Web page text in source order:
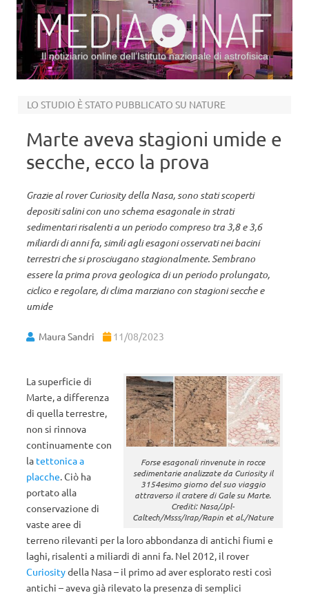
Il notiziario online dell’Istituto nazionale di astrofisica
LO STUDIO È STATO PUBBLICATO SU NATURE
Marte aveva stagioni umide e
secche, ecco la prova
Grazie al rover Curiosity della Nasa, sono stati scoperti
depositi salini con uno schema esagonale in strati
sedimentari risalenti a un periodo compreso tra 3,8 e 3,6
miliardi di anni fa, simili agli esagoni osservati nei bacini
terrestri che si prosciugano stagionalmente. Sembrano
essere la prima prova geologica di un periodo prolungato,
ciclico e regolare, di clima marziano con stagioni secche e
umide
Maura Sandri 11/08/2023
Forse esagonali rinvenute in rocce
sedimentarie analizzate da Curiosity il
3154esimo giorno del suo viaggio
attraverso il cratere di Gale su Marte.
Crediti: Nasa/Jpl-
Caltech/Msss/Irap/Rapin et al./Nature
La superficie di
Marte, a differenza
di quella terrestre,
non si rinnova
continuamente con
la tettonica a
placche. Ciò ha
portato alla
conservazione di
vaste aree di
terreno rilevanti per la loro abbondanza di antichi fiumi e
laghi, risalenti a miliardi di anni fa. Nel 2012, il rover
Curiositydella Nasa – il primo ad aver esplorato resti così
antichi – aveva già rilevato la presenza di semplici